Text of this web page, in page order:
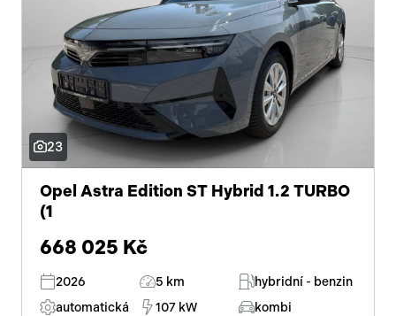
23
Opel Astra Edition ST Hybrid 1.2 TURBO
(1
668 025 Kč
2026 5 km
hybridní - benzin
automatická
107 kW kombi